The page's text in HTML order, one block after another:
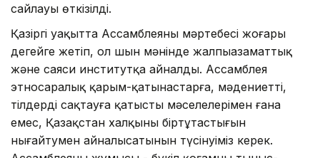
сайлауы өткізілді.
Қазіргі уақытта Ассамблеяның мәртебесі жоғары
деңгейге жетіп, ол шын мәнінде жалпыазаматтық
және саяси институтқа айналды. Ассамблея
этносаралық қарым-қатынастарға, мәдениетті,
тілдерді сақтауға қатысты мәселелерімен ғана
емес, Қазақстан халқының біртұтастығын
нығайтумен айналысатынын түсінуіміз керек.